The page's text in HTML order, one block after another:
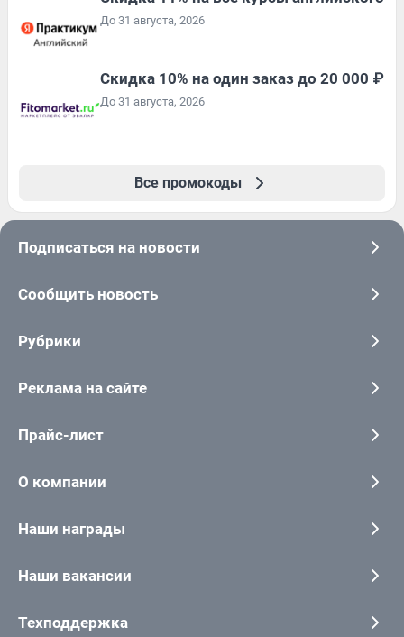
До 31 августа, 2026
Скидка 10% на один заказ до 20 000 ₽
До 31 августа, 2026
Все промокоды
Подписаться на новости
Сообщить новость
Рубрики
Реклама на сайте
Прайс-лист
О компании
Наши награды
Наши вакансии
Техподдержка